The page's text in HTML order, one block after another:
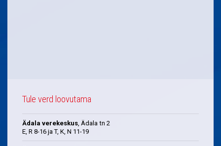
Tule verd loovutama
Ädala verekeskus, Ädala tn 2
E, R 8-16 ja T, K, N 11-19